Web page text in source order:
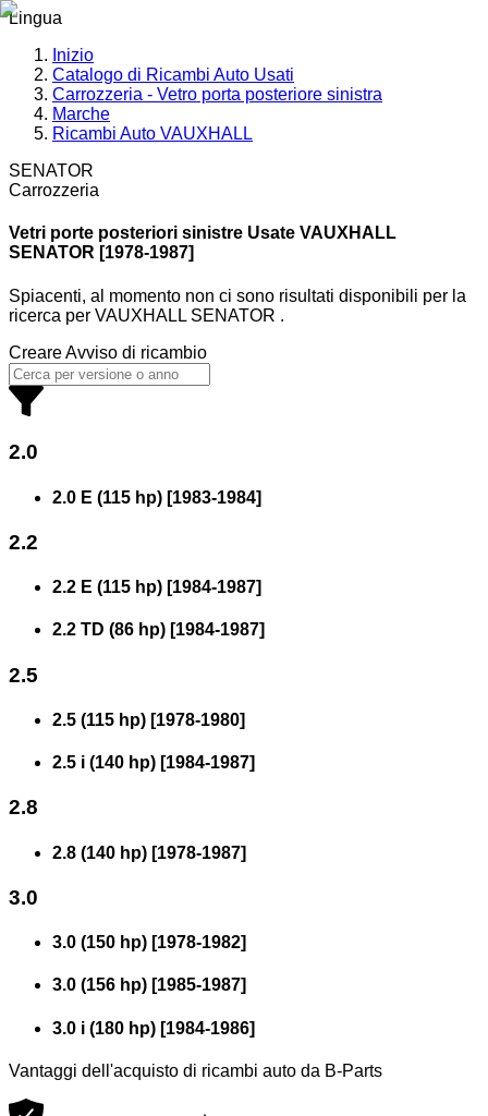
Lingua
Inizio
Catalogo di Ricambi Auto Usati
Carrozzeria - Vetro porta posteriore sinistra
Marche
Ricambi Auto VAUXHALL
SENATOR
Carrozzeria
Vetri porte posteriori sinistre Usate VAUXHALL
SENATOR [1978-1987]
Spiacenti, al momento non ci sono risultati disponibili per la
ricerca per VAUXHALL SENATOR .
Creare Avviso di ricambio
2.0
2.0 E (115 hp) [1983-1984]
2.2
2.2 E (115 hp) [1984-1987]
2.2 TD (86 hp) [1984-1987]
2.5
2.5 (115 hp) [1978-1980]
2.5 i (140 hp) [1984-1987]
2.8
2.8 (140 hp) [1978-1987]
3.0
3.0 (150 hp) [1978-1982]
3.0 (156 hp) [1985-1987]
3.0 i (180 hp) [1984-1986]
Vantaggi dell'acquisto di ricambi auto da B-Parts